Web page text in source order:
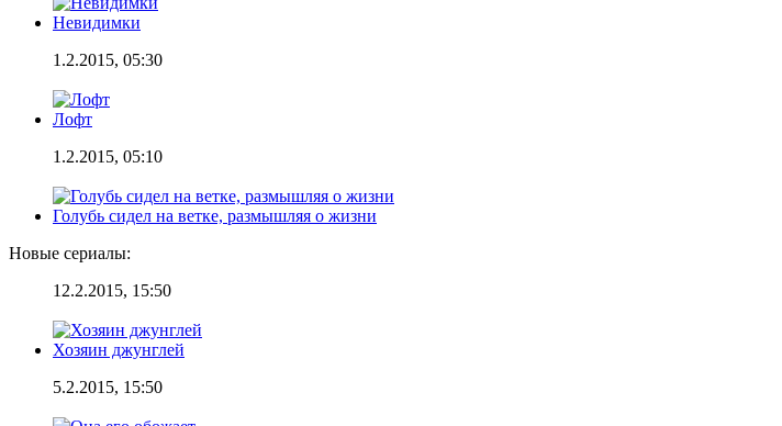
Невидимки
1.2.2015, 05:30
Лофт
1.2.2015, 05:10
Голубь сидел на ветке, размышляя о жизни
Новые сериалы:
12.2.2015, 15:50
Хозяин джунглей
5.2.2015, 15:50